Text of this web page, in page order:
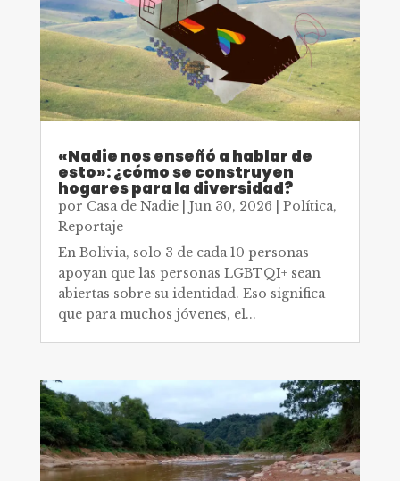
«Nadie nos enseñó a hablar de
esto»: ¿cómo se construyen
hogares para la diversidad?
por Casa de Nadie| Jun 30, 2026 Política,
Reportaje
En Bolivia, solo 3 de cada 10 personas
apoyan que las personas LGBTQI+ sean
abiertas sobre su identidad. Eso significa
que para muchos jóvenes, el...